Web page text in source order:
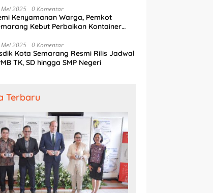
Mei 2025 0 Komentar
Kenyamanan Warga, Pemkot
Kebut Perbaikan Kontainer
2025 0 Komentar
Kota Semarang Resmi Rilis Jadwal
TK, SD hingga SMP Negeri
Terbaru